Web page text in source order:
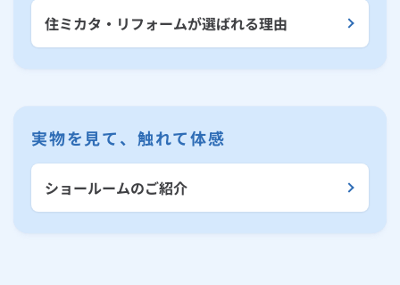
住ミカタ・リフォームが選ばれる理由
実物を見て、触れて体感
ショールームのご紹介